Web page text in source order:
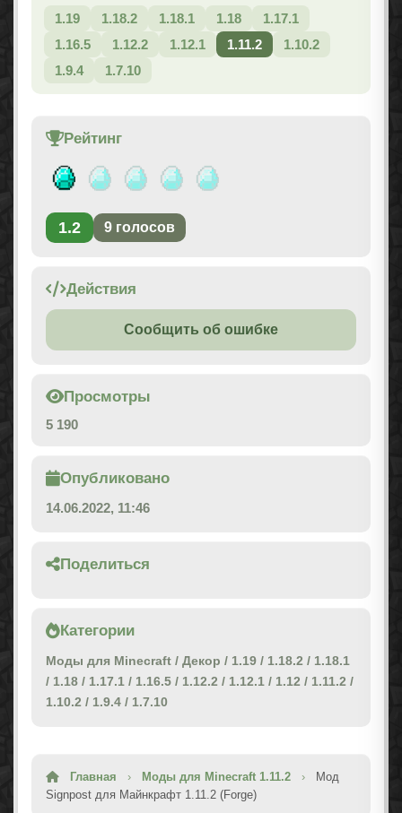
1.19
1.18.2 1.18.1 1.18
1.17.1
1.16.5
1.12.2 1.12.1 1.11.2
1.10.2
1.9.4
1.7.10
Рейтинг
1.2 9 голосов
Действия
Сообщить об ошибке
Просмотры
5 190
Опубликовано
14.06.2022, 11:46
Поделиться
Категории
Моды для Minecraft / Декор / 1.19 / 1.18.2 / 1.18.1
/ 1.18 / 1.17.1 / 1.16.5 / 1.12.2 / 1.12.1 / 1.12 / 1.11.2 /
1.10.2 / 1.9.4 / 1.7.10
Главная › Моды для Minecraft 1.11.2 ›
Мод
Signpost для Майнкрафт 1.11.2 (Forge)